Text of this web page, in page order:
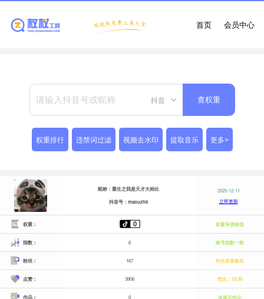
会员中心
首页
抖音 查权重
权重排行 违禁词过滤 视频去水印 提取音乐 更多>
昵称：重生之我是天才大帅比
抖音号：maouzh6
2025-12-11
立即更新
权重： 权重等级较低
指数： 6 账号指数一般
粉丝： 167 粉丝质量极高
点赞： 3906 赞比：23.39
作品： 0 未展示作品